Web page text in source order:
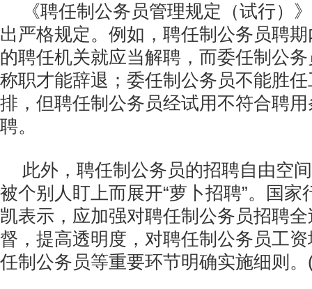
《聘任制公务员管理规定（试行）
出严格规定。例如，聘任制公务员聘
的聘任机关就应当解聘，而委任制公
称职才能辞退；委任制公务员不能胜
排，但聘任制公务员经试用不符合聘
聘。
此外，聘任制公务员的招聘自由空
被个别人盯上而展开“萝卜招聘”。国家
凯表示，应加强对聘任制公务员招聘
督，提高透明度，对聘任制公务员工
任制公务员等重要环节明确实施细则